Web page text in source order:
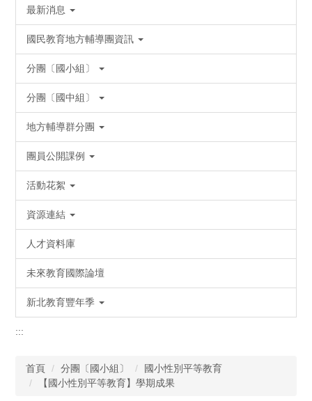
最新消息
國民教育地方輔導團資訊
分團〔國小組〕
分團〔國中組〕
地方輔導群分團
團員公開課例
活動花絮
資源連結
人才資料庫
未來教育國際論壇
新北教育豐年季
:::
首頁 分團〔國小組〕
國小性別平等教育
【國小性別平等教育】學期成果